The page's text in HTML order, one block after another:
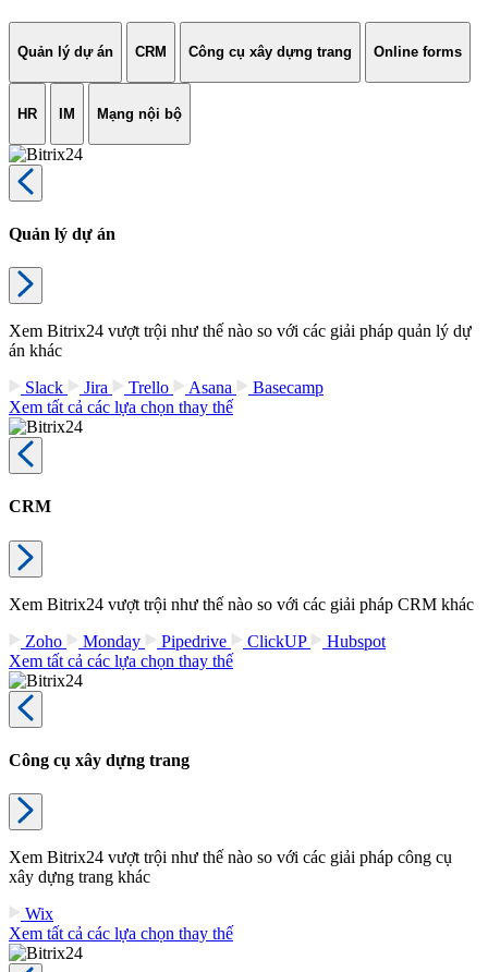
Quản lý dự án CRM Công cụ xây dựng trang Online forms
HR IM Mạng nội bộ
Quản lý dự án
Xem Bitrix24 vượt trội như thế nào so với các giải pháp quản lý dự
án khác
Slack
Jira Trello Asana
Basecamp
Xem tất cả các lựa chọn thay thế
CRM
Xem Bitrix24 vượt trội như thế nào so với các giải pháp CRM khác
Zoho
Monday Pipedrive ClickUP
Hubspot
Xem tất cả các lựa chọn thay thế
Công cụ xây dựng trang
Xem Bitrix24 vượt trội như thế nào so với các giải pháp công cụ
xây dựng trang khác
Wix
Xem tất cả các lựa chọn thay thế